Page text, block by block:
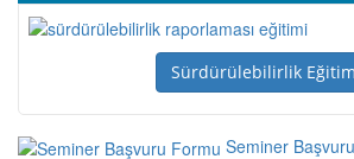
Sürdürülebilirlik
Seminer